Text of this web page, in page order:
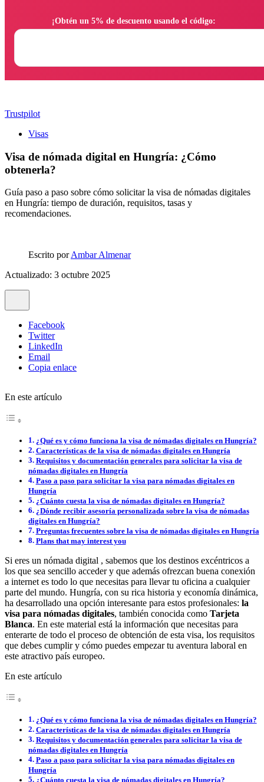
Trustpilot
Visas
Visa de nómada digital en Hungría: ¿Cómo
obtenerla?
Guía paso a paso sobre cómo solicitar la visa de nómadas digitales
en Hungría: tiempo de duración, requisitos, tasas y
recomendaciones.
Escrito porAmbar Almenar
Actualizado: 3 octubre 2025
Facebook
Twitter
LinkedIn
Email
Copia enlace
En este artículo
¿Qué es y cómo funciona la visa de nómadas digitales en Hungría?
Características de la visa de nómadas digitales en Hungría
Requisitos y documentación generales para solicitar la visa de
nómadas digitales en Hungría
Paso a paso para solicitar la visa para nómadas digitales en
Hungría
¿Cuánto cuesta la visa de nómadas digitales en Hungría?
¿Dónde recibir asesoría personalizada sobre la visa de nómadas
digitales en Hungría?
Preguntas frecuentes sobre la visa de nómadas digitales en Hungría
Plans that may interest you
Si eres un nómada digital , sabemos que los destinos excéntricos a
los que sea sencillo acceder y que además ofrezcan buena conexión
a internet es todo lo que necesitas para llevar tu oficina a cualquier
parte del mundo. Hungría, con su rica historia y economía dinámica,
ha desarrollado una opción interesante para estos profesionales: la
visa para nómadas digitales, también conocida como Tarjeta
Blanca. En este material está la información que necesitas para
enterarte de todo el proceso de obtención de esta visa, los requisitos
que debes cumplir y cómo puedes empezar tu aventura laboral en
este atractivo país europeo.
En este artículo
¿Qué es y cómo funciona la visa de nómadas digitales en Hungría?
Características de la visa de nómadas digitales en Hungría
Requisitos y documentación generales para solicitar la visa de
nómadas digitales en Hungría
Paso a paso para solicitar la visa para nómadas digitales en
Hungría
¿Cuánto cuesta la visa de nómadas digitales en Hungría?